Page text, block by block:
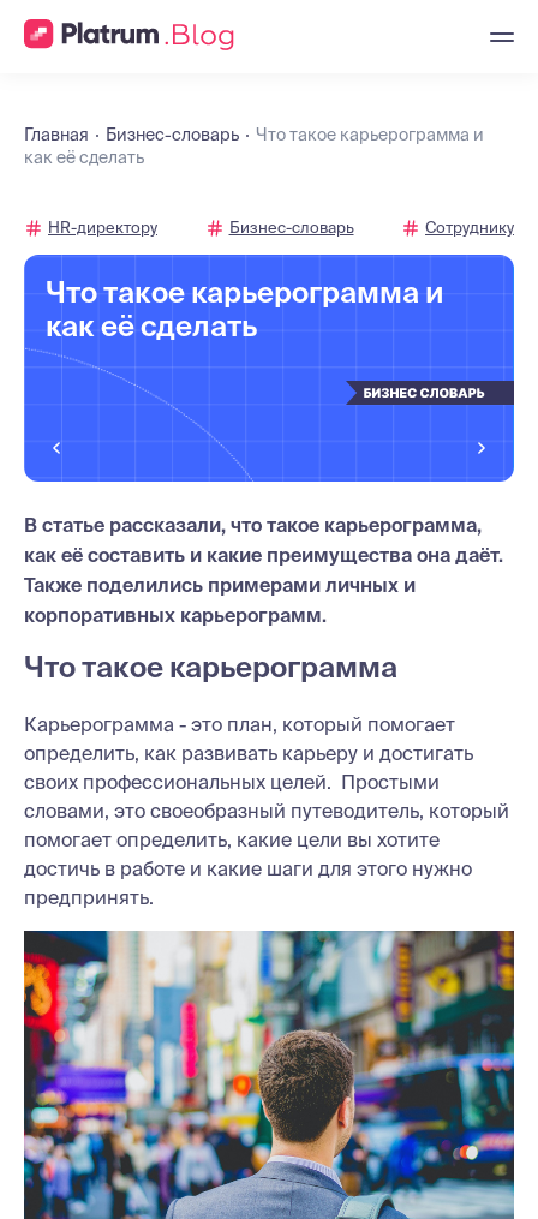
Главная Бизнес-словарь
Что такое карьерограмма и
как её сделать
HR-директору Бизнес-словарь Сотруднику
Что такое карьерограмма и
как её сделать
В статье рассказали, что такое карьерограмма,
как её составить и какие преимущества она даёт.
Также поделились примерами личных и
корпоративных карьерограмм.
Что такое карьерограмма
Карьерограмма - это план, который помогает
определить, как развивать карьеру и достигать
своих профессиональных целей. Простыми
словами, это своеобразный путеводитель, который
помогает определить, какие цели вы хотите
достичь в работе и какие шаги для этого нужно
предпринять.